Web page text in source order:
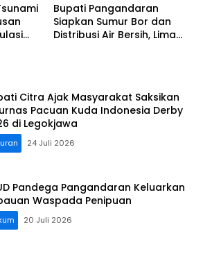
Bupati Pangandaran
Siapkan Sumur Bor dan
Distribusi Air Bersih, Lima
Citra Ajak Masyarakat Saksikan
Pacuan Kuda Indonesia Derby
di Legokjawa
24 Juli 2026
Pandega Pangandaran Keluarkan
Waspada Penipuan
20 Juli 2026